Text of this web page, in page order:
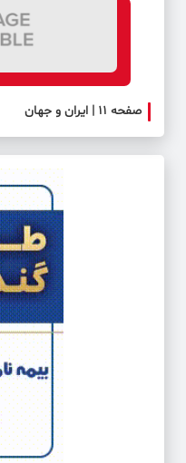
صفحه ۱۱ | ایران و جهان